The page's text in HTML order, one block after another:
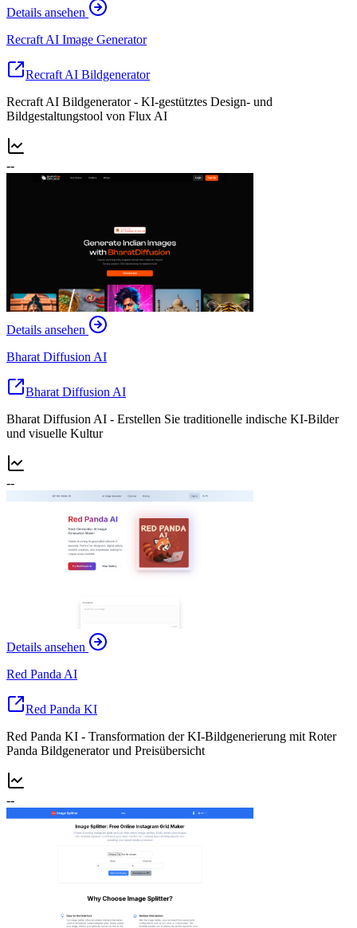
Details ansehen
Recraft AI Image Generator
Recraft AI Bildgenerator
Recraft AI Bildgenerator - KI-gestütztes Design- und
Bildgestaltungstool von Flux AI
--
Details ansehen
Bharat Diffusion AI
Bharat Diffusion AI
Bharat Diffusion AI - Erstellen Sie traditionelle indische KI-Bilder
und visuelle Kultur
--
Details ansehen
Red Panda AI
Red Panda KI
Red Panda KI - Transformation der KI-Bildgenerierung mit Roter
Panda Bildgenerator und Preisübersicht
--